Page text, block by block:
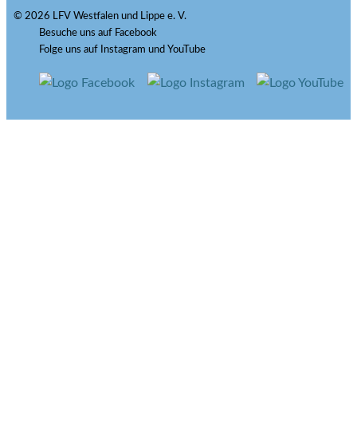
© 2026 LFV Westfalen und Lippe e. V.
Besuche uns auf Facebook
Folge uns auf Instagram und YouTube